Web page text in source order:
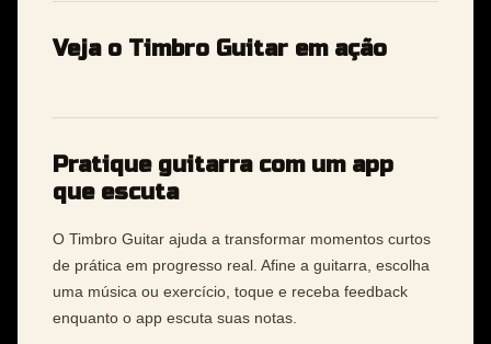
Veja o Timbro Guitar em ação
Pratique guitarra com um app
que escuta
O Timbro Guitar ajuda a transformar momentos curtos
de prática em progresso real. Afine a guitarra, escolha
uma música ou exercício, toque e receba feedback
enquanto o app escuta suas notas.